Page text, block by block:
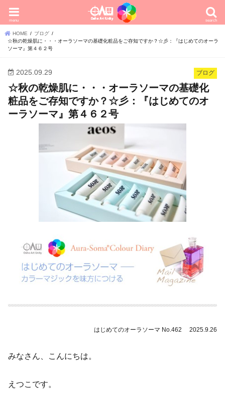
search
menu
HOME
ブログ
☆秋の乾燥肌に・・・オーラソーマの基礎化粧品をご存知ですか？☆彡：『はじめてのオーラ
ソーマ』第４６２号
ブログ
2025.09.29
☆秋の乾燥肌に・・・オーラソーマの基礎化
粧品をご存知ですか？☆彡：『はじめてのオ
ーラソーマ』第４６２号
はじめてのオーラソーマ No. 462 2025.9 .26
みなさん、こんにちは。
えつこです。